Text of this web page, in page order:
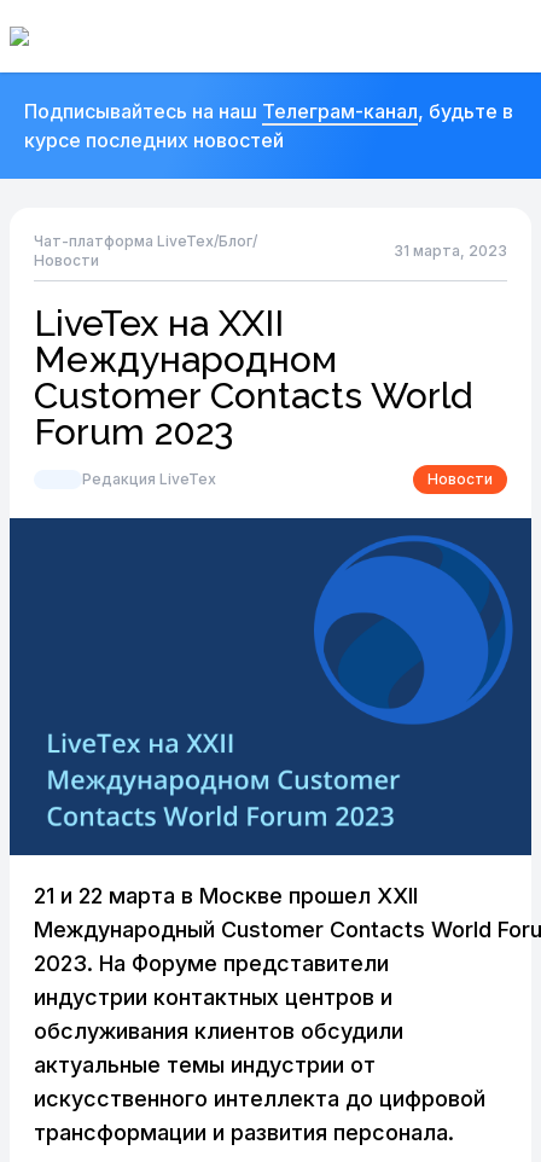
Подписывайтесь на наш Телеграм-канал, будьте в
курсе последних новостей
Чат-платформа LiveTex/Блог/
Новости
31 марта, 2023
LiveTex на XXII
Международном
Customer Contacts World
Forum 2023
Редакция LiveTex Новости
21 и 22 марта в Москве прошел XXII
Международный Customer Contacts World
2023. На Форуме представители
индустрии контактных центров и
обслуживания клиентов обсудили
актуальные темы индустрии от
искусственного интеллекта до цифровой
трансформации и развития персонала.